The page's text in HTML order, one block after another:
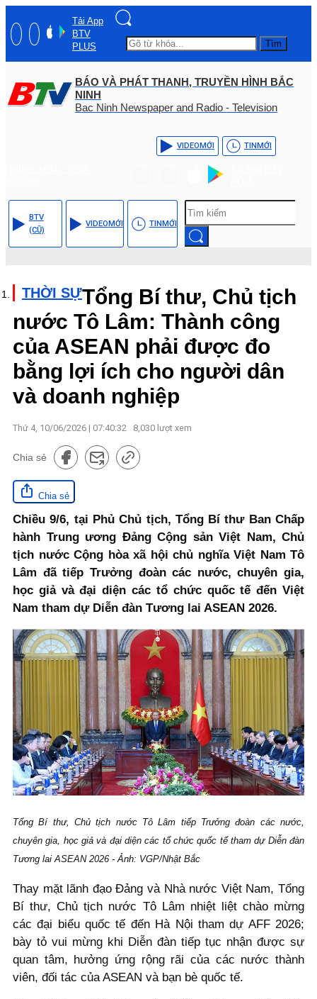
Tải App
BTV
PLUS
Tìm
BÁO VÀ PHÁT THANH, TRUYỀN HÌNH BẮC
NINH
Bac Ninh Newspaper and Radio - Television
VIDEOMỚI TINMỚI
BTV
(CŨ)
VIDEOMỚI TINMỚI
THỜI SỰTổng Bí thư, Chủ tịch
nước Tô Lâm: Thành công
của ASEAN phải được đo
bằng lợi ích cho người dân
và doanh nghiệp
Thứ 4, 10/06/2026 | 07:40:32 8,030 lượt xem
Chia sẻ
Chia sẻ
Chiều 9/6, tại Phủ Chủ tịch, Tổng Bí thư Ban Chấp
hành Trung ương Đảng Cộng sản Việt Nam, Chủ
tịch nước Cộng hòa xã hội chủ nghĩa Việt Nam Tô
Lâm đã tiếp Trưởng đoàn các nước, chuyên gia,
học giả và đại diện các tổ chức quốc tế đến Việt
Nam tham dự Diễn đàn Tương lai ASEAN 2026.
Tổng Bí thư, Chủ tịch nước Tô Lâm tiếp Trưởng đoàn các nước,
chuyên gia, học giả và đại diện các tổ chức quốc tế tham dự Diễn đàn
Tương lai ASEAN 2026 - Ảnh: VGP/Nhật Bắc
Thay mặt lãnh đạo Đảng và Nhà nước Việt Nam, Tổng
Bí thư, Chủ tịch nước Tô Lâm nhiệt liệt chào mừng
các đại biểu quốc tế đến Hà Nội tham dự AFF 2026;
bày tỏ vui mừng khi Diễn đàn tiếp tục nhận được sự
quan tâm, hưởng ứng rộng rãi của các nước thành
viên, đối tác của ASEAN và bạn bè quốc tế.